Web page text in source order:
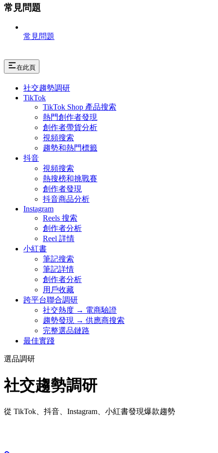
常見問題
常見問題
在此頁
社交趨勢調研
TikTok
TikTok Shop 產品搜索
熱門創作者發現
創作者帶貨分析
視頻搜索
趨勢和熱門標籤
抖音
視頻搜索
熱搜榜和挑戰賽
創作者發現
抖音商品分析
Instagram
Reels 搜索
創作者分析
Reel 詳情
小紅書
筆記搜索
筆記詳情
創作者分析
用戶收藏
跨平台聯合調研
社交熱度 → 電商驗證
趨勢發現 → 供應商搜索
完整選品鏈路
最佳實踐
選品調研
社交趨勢調研
從 TikTok、抖音、Instagram、小紅書發現爆款趨勢